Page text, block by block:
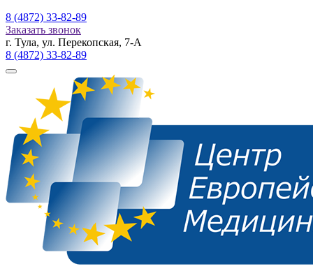
8 (4872) 33-82-89
Заказать звонок
г. Тула, ул. Перекопская, 7-А
8 (4872) 33-82-89